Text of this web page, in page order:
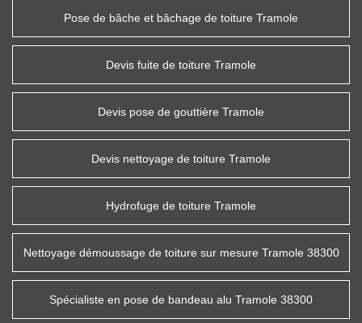
Pose de bâche et bâchage de toiture Tramole
Devis fuite de toiture Tramole
Devis pose de gouttière Tramole
Devis nettoyage de toiture Tramole
Hydrofuge de toiture Tramole
Nettoyage démoussage de toiture sur mesure Tramole 38300
Spécialiste en pose de bandeau alu Tramole 38300